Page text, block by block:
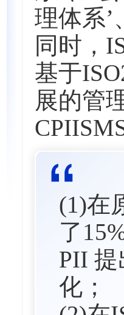
理体系’
同时，
基于
展的管
(1)在
了
PII
化；